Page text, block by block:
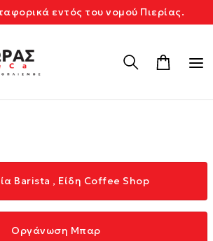
εντός του νομού Πιερίας.
Barista , Είδη Coffee Shop
Οργάνωση Μπαρ